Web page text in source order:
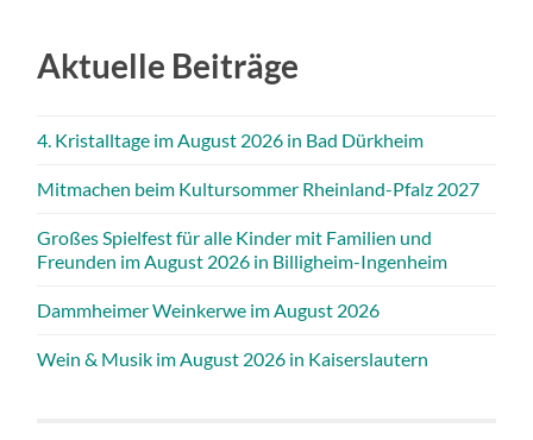
Aktuelle Beiträge
4. Kristalltage im August 2026 in Bad Dürkheim
Mitmachen beim Kultursommer Rheinland-Pfalz 2027
Großes Spielfest für alle Kinder mit Familien und
Freunden im August 2026 in Billigheim-Ingenheim
Dammheimer Weinkerwe im August 2026
Wein & Musik im August 2026 in Kaiserslautern